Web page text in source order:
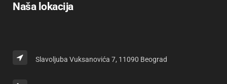
Naša lokacija
Slavoljuba Vuksanovića 7, 11090 Beograd